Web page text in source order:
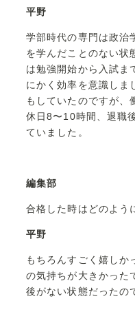
平野
学部時代の専門は政治
を学んだことのない状
は勉強開始から入試ま
にかく効率を意識しま
もしていたのですが、
休日8〜10時間、退職
ていました。
編集部
合格した時はどのよう
平野
もちろんすごく嬉しか
の気持ちが大きかった
後がない状態だったの